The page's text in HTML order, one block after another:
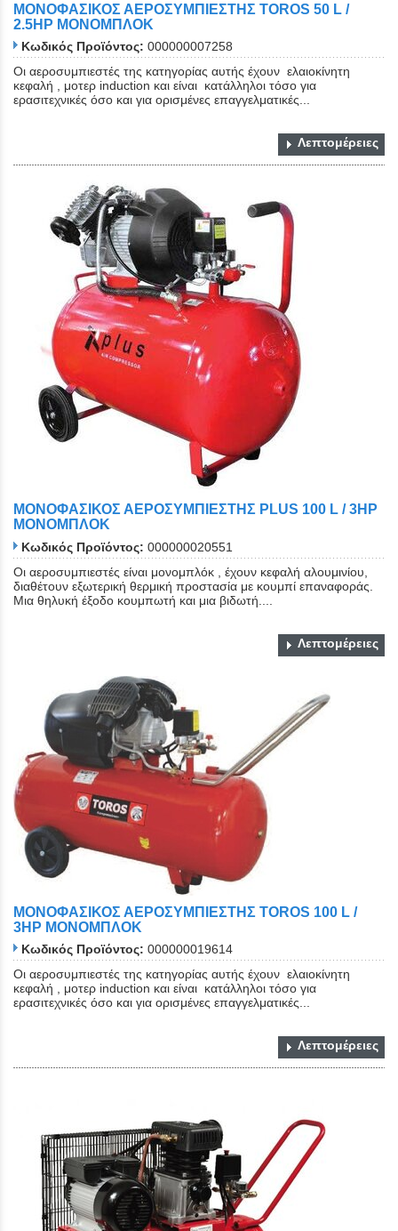
ΜΟΝΟΦΑΣΙΚΟΣ ΑΕΡΟΣΥΜΠΙΕΣΤΗΣ TOROS 50 L /
2.5HP ΜΟΝΟΜΠΛΟΚ
Κωδικός Προϊόντος: 000000007258
Οι αεροσυμπιεστές της κατηγορίας αυτής έχουν ελαιοκίνητη
κεφαλή , μοτερ induction και είναι κατάλληλοι τόσο για
ερασιτεχνικές όσο και για ορισμένες επαγγελματικές...
Λεπτομέρειες
ΜΟΝΟΦΑΣΙΚΟΣ ΑΕΡΟΣΥΜΠΙΕΣΤΗΣ PLUS 100 L / 3HP
ΜΟΝΟΜΠΛΟΚ
Κωδικός Προϊόντος: 000000020551
Οι αεροσυμπιεστές είναι μονομπλόκ , έχουν κεφαλή αλουμινίου,
διαθέτουν εξωτερική θερμική προστασία με κουμπί επαναφοράς.
Μια θηλυκή έξοδο κουμπωτή και μια βιδωτή....
Λεπτομέρειες
ΜΟΝΟΦΑΣΙΚΟΣ ΑΕΡΟΣΥΜΠΙΕΣΤΗΣ TOROS 100 L /
3HP ΜΟΝΟΜΠΛΟΚ
Κωδικός Προϊόντος: 000000019614
Οι αεροσυμπιεστές της κατηγορίας αυτής έχουν ελαιοκίνητη
κεφαλή , μοτερ induction και είναι κατάλληλοι τόσο για
ερασιτεχνικές όσο και για ορισμένες επαγγελματικές...
Λεπτομέρειες